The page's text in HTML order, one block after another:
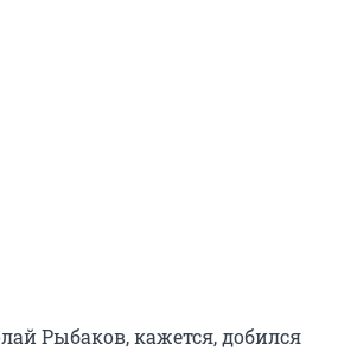
Рыбаков, кажется, добился